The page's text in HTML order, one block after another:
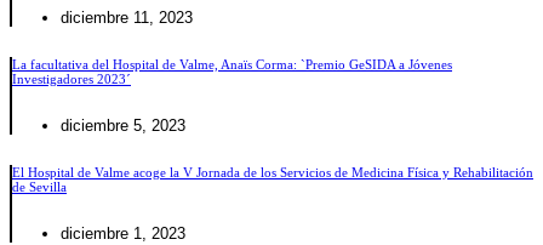
diciembre 11, 2023
La facultativa del Hospital de Valme, Anaïs Corma: `Premio GeSIDA a Jóvenes
Investigadores 2023´
diciembre 5, 2023
El Hospital de Valme acoge la V Jornada de los Servicios de Medicina Física y Rehabilitación
de Sevilla
diciembre 1, 2023